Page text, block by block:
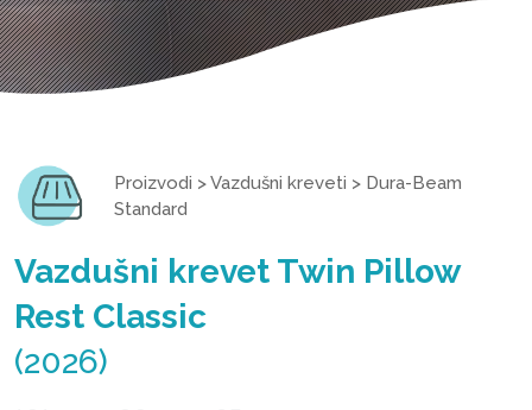
Proizvodi >Vazdušni kreveti > Dura-Beam
Standard
Vazdušni krevet Twin Pillow
Rest Classic
(2026)